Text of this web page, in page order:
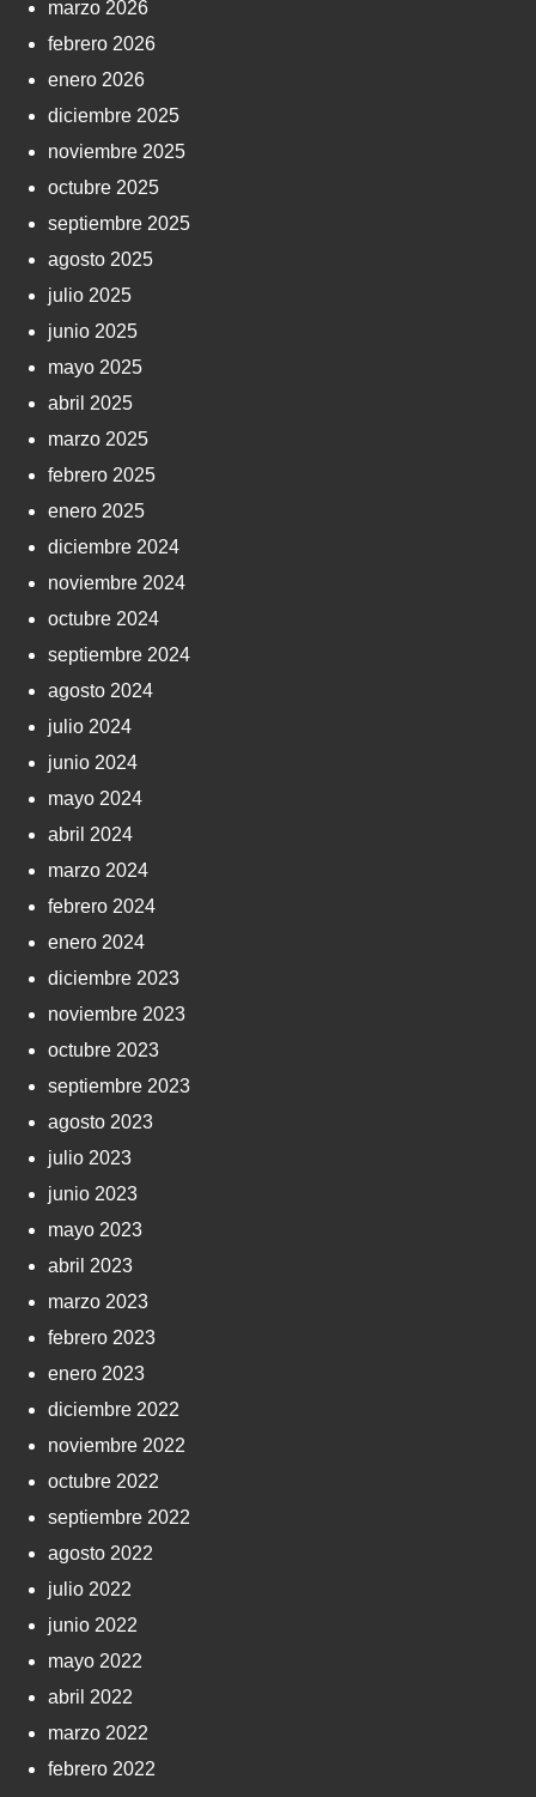
marzo 2026
febrero 2026
enero 2026
diciembre 2025
noviembre 2025
octubre 2025
septiembre 2025
agosto 2025
julio 2025
junio 2025
mayo 2025
abril 2025
marzo 2025
febrero 2025
enero 2025
diciembre 2024
noviembre 2024
octubre 2024
septiembre 2024
agosto 2024
julio 2024
junio 2024
mayo 2024
abril 2024
marzo 2024
febrero 2024
enero 2024
diciembre 2023
noviembre 2023
octubre 2023
septiembre 2023
agosto 2023
julio 2023
junio 2023
mayo 2023
abril 2023
marzo 2023
febrero 2023
enero 2023
diciembre 2022
noviembre 2022
octubre 2022
septiembre 2022
agosto 2022
julio 2022
junio 2022
mayo 2022
abril 2022
marzo 2022
febrero 2022